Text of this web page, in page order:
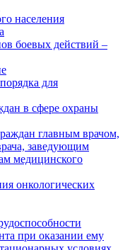
населения
боевых действий –
для
в сфере охраны
главным врачом,
заведующим
медицинского
онкологических
при оказании ему